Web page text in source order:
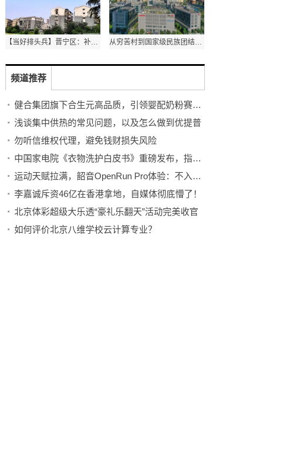
【当好排头兵】晋宁区：补链延链全力冲刺年度目标任务 从穷苦村到国家级民族团结进步示范村 这个村经历了什么？
频道推荐
健合集团旗下合生元高品质，引领婴配奶粉赛道发展
浅谈集中供热的常见问题，以及怎么做到优提普
勿听信维权代理，避免钱财损失风险
中国家电院《衣物洗护白皮书》重磅发布，指引消费者洗护电器升级方向
运动天赋拉满，韶音OpenRun Pro体验：不入耳耳机确实有真功夫
李嘉诚斥资46亿在香港拿地，自媒体彻底懵了！
北京体彩超级大乐透“豪礼乐翻天”活动完美收官
如何评价北京八维学校云计算专业？